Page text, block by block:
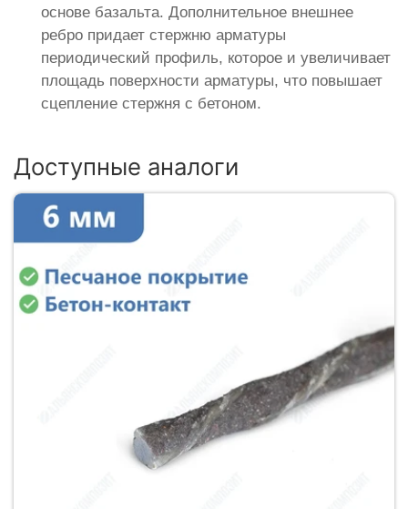
основе базальта. Дополнительное внешнее
ребро придает стержню арматуры
периодический профиль, которое и увеличивает
площадь поверхности арматуры, что повышает
сцепление стержня с бетоном.
Доступные аналоги